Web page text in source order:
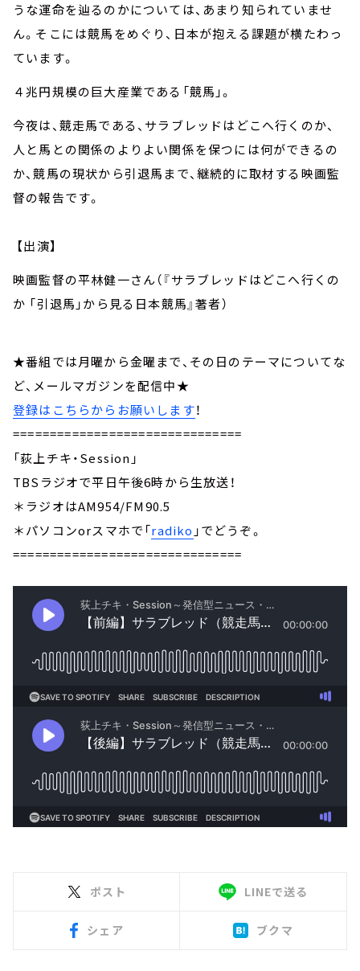
うな運命を辿るのかについては、あまり知られていませ
ん。そこには競馬をめぐり、日本が抱える課題が横たわっ
ています。
４兆円規模の巨大産業である「競馬」。
今夜は、競走馬である、サラブレッドはどこへ行くのか、
人と馬との関係のよりよい関係を保つには何ができるの
か、競馬の現状から引退馬まで、継続的に取材する映画監
督の報告です。
【出演】
映画監督の平林健一さん（『サラブレッドはどこへ行くの
か 「引退馬」から見る日本競馬』著者）
★番組では月曜から金曜まで、その日のテーマについてな
ど、メールマガジンを配信中★
登録はこちらからお願いします！
===============================
「荻上チキ・Session」
TBSラジオで平日午後6時から生放送！
＊ラジオはAM954/FM90.5
＊パソコンorスマホで「radiko 」でどうぞ。
===============================
ポスト LINEで送る
シェア ブクマ